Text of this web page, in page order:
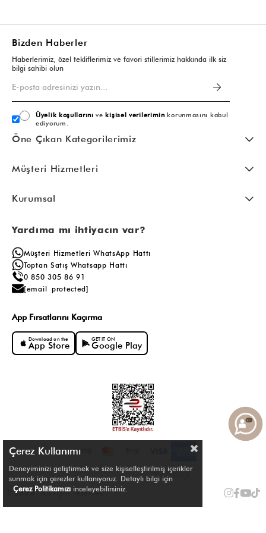
Bizden Haberler
Haberlerimiz, özel tekliflerimiz ve favori stillerimiz hakkında ilk siz
bilgi sahibi olun
Üyelik koşullarını vekişisel verileriminkorunmasını kabul
ediyorum.
Öne Çıkan Kategorilerimiz
Müşteri Hizmetleri
Kurumsal
Yardıma mı ihtiyacın var?
Müşteri Hizmetleri WhatsApp Hattı
Toptan Satış Whatsapp Hattı
0 850 305 86 91
[email protected]
App Fırsatlarını Kaçırma
Download on the
App Store
GET IT ON
Google Play
© Shule. All right reserved.
Çerez Kullanımı
Deneyiminizi geliştirmek ve size kişiselleştirilmiş içerikler
sunmak için çerezler kullanıyoruz. Detaylı bilgi için
Çerez Politikamızı inceleyebilirsiniz.